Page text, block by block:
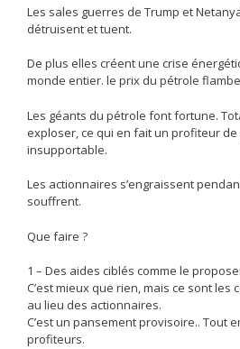
Les sales guerres de Trump et
détruisent et tuent.
De plus elles créent une crise
monde entier. le prix du pétrole
Les géants du pétrole font fortune.
exploser, ce qui en fait un profiteur de
insupportable.
Les actionnaires s’engraissent
souffrent.
Que faire ?
1 – Des aides ciblés comme le
C’est mieux que rien, mais ce sont
au lieu des actionnaires.
C’est un pansement provisoire.. Tout
profiteurs.